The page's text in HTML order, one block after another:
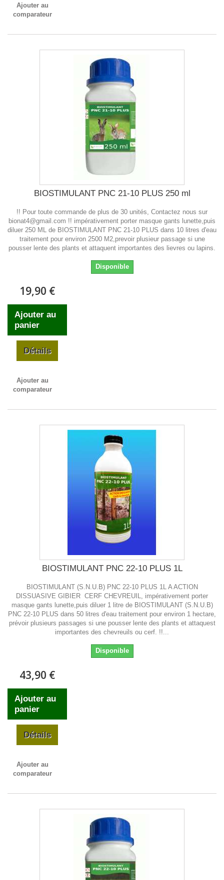
Ajouter au
comparateur
BIOSTIMULANT PNC 21-10 PLUS 250 ml
!! Pour toute commande de plus de 30 unités, Contactez nous sur
bionat4@gmail.com !! impérativement porter masque gants lunette,puis
diluer 250 ML de BIOSTIMULANT PNC 21-10 PLUS dans 10 litres d'eau
traitement pour environ 2500 M2,prevoir plusieur passage si une
pousser lente des plants et attaquent importantes des lievres ou lapins.
Disponible
19,90 €
Ajouter au
panier
Détails
Ajouter au
comparateur
BIOSTIMULANT PNC 22-10 PLUS 1L
BIOSTIMULANT (S.N.U.B) PNC 22-10 PLUS 1L A ACTION
DISSUASIVE GIBIER CERF CHEVREUIL, impérativement porter
masque gants lunette,puis diluer 1 litre de BIOSTIMULANT (S.N.U.B)
PNC 22-10 PLUS dans 50 litres d'eau traitement pour environ 1 hectare,
prévoir plusieurs passages si une pousser lente des plants et attaquest
importantes des chevreuils ou cerf. !!...
Disponible
43,90 €
Ajouter au
panier
Détails
Ajouter au
comparateur